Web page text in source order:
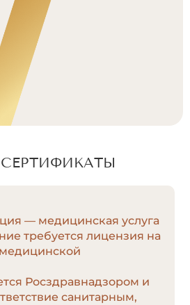
— медицинская услуга
требуется лицензия на
Росздравнадзором и
санитарным,